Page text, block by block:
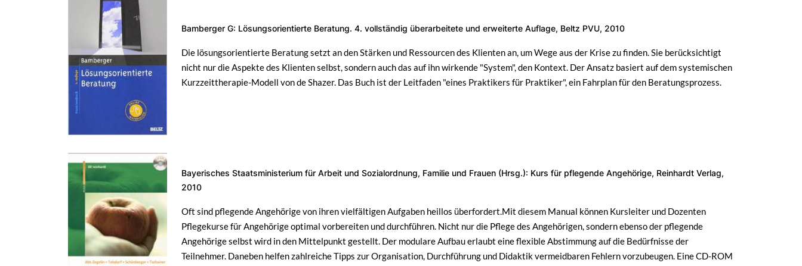
Bamberger G: Lösungsorientierte Beratung. 4. vollständig überarbeitete und erweiterte Auflage, Beltz PVU, 2010
Die lösungsorientierte Beratung setzt an den Stärken und Ressourcen des Klienten an, um Wege aus der Krise zu finden. Sie berücksichtigt
nicht nur die Aspekte des Klienten selbst, sondern auch das auf ihn wirkende "System", den Kontext. Der Ansatz basiert auf dem systemischen
Kurzzeittherapie-Modell von de Shazer. Das Buch ist der Leitfaden "eines Praktikers für Praktiker", ein Fahrplan für den Beratungsprozess.
Bayerisches Staatsministerium für Arbeit und Sozialordnung, Familie und Frauen (Hrsg.): Kurs für pflegende Angehörige, Reinhardt Verlag,
2010
Oft sind pflegende Angehörige von ihren vielfältigen Aufgaben heillos überfordert.Mit diesem Manual können Kursleiter und Dozenten
Pflegekurse für Angehörige optimal vorbereiten und durchführen. Nicht nur die Pflege des Angehörigen, sondern ebenso der pflegende
Angehörige selbst wird in den Mittelpunkt gestellt. Der modulare Aufbau erlaubt eine flexible Abstimmung auf die Bedürfnisse der
Teilnehmer. Daneben helfen zahlreiche Tipps zur Organisation, Durchführung und Didaktik vermeidbaren Fehlern vorzubeugen. Eine CD-ROM